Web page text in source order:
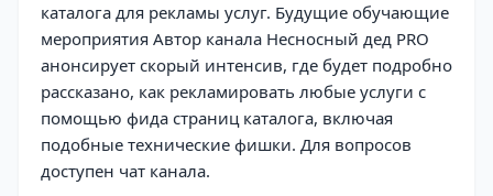
каталога для рекламы услуг. Будущие обучающие
мероприятия Автор канала Несносный дед PRO
анонсирует скорый интенсив, где будет подробно
рассказано, как рекламировать любые услуги с
помощью фида страниц каталога, включая
подобные технические фишки. Для вопросов
доступен чат канала.